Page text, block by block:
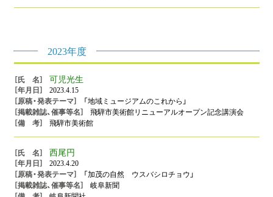
2023年度
可児光生
2023.4.15
「地域ミュージアムのこれから」
飛騨市美術館リニューアルオープン記念講演会
飛騨市美術館
西尾円
2023.4.20
「加茂の自然 ウスバシロチョウ」
岐阜新聞